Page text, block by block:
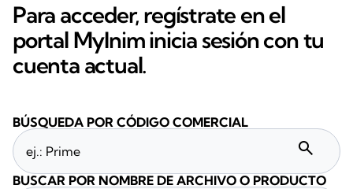
Para acceder, regístrate en el
portal MyInim inicia sesión con tu
cuenta actual.
BÚSQUEDA POR CÓDIGO COMERCIAL
search
BUSCAR POR NOMBRE DE ARCHIVO O PRODUCTO